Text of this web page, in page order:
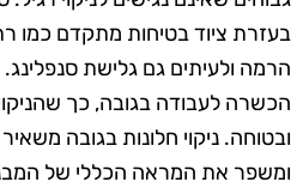
בעזרת ציוד בטיחות מתקדם כמו
הרמה ולעיתים גם גלישת סנפלינג.
הכשרה לעבודה בגובה, כך
ובטוחה. ניקוי חלונות בגובה
ומשפר את המראה הכללי של